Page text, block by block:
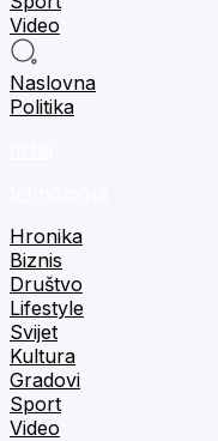
Video
Naslovna
Politika
Hronika
Biznis
Društvo
Lifestyle
Svijet
Kultura
Gradovi
Sport
Video